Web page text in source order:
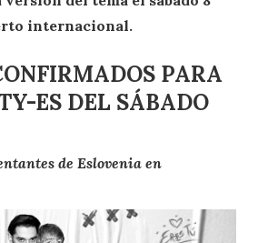
internacional.
PARA
ES DEL SÁBADO
de Eslovenia en